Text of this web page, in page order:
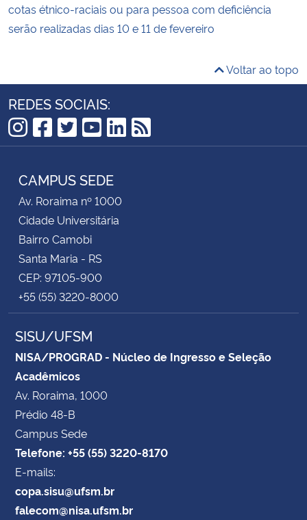
cotas étnico-raciais ou para pessoa com deficiência
serão realizadas dias 10 e 11 de fevereiro
Voltar ao topo
REDES SOCIAIS:
Instagram
Facebook
Twitter
YouTube
LinkedIn
RSS
CAMPUS SEDE
Av. Roraima nº 1000
Cidade Universitária
Bairro Camobi
Santa Maria - RS
CEP: 97105-900
+55 (55) 3220-8000
SISU/UFSM
NISA/PROGRAD - Núcleo de Ingresso e Seleção
Acadêmicos
Av. Roraima, 1000
Prédio 48-B
Campus Sede
Telefone: +55 (55) 3220-8170
E-mails:
copa.sisu@ufsm.br
falecom@nisa.ufsm.br